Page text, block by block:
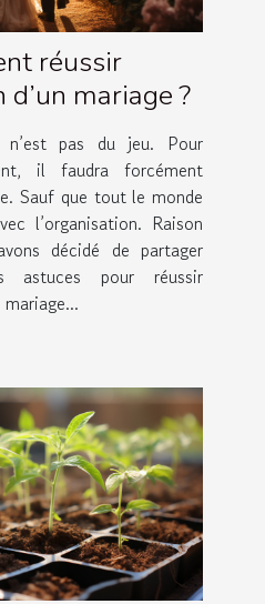
réussir
d’un mariage ?
n’est pas du jeu. Pour
il faudra forcément
Sauf que tout le monde
l’organisation. Raison
décidé de partager
astuces pour réussir